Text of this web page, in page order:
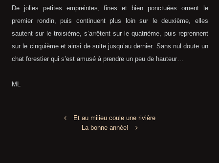
De jolies petites empreintes, fines et bien ponctuées ornent le
premier rondin, puis continuent plus loin sur le deuxième, elles
sautent sur le troisième, s’arrêtent sur le quatrième, puis reprennent
sur le cinquième et ainsi de suite jusqu’au dernier. Sans nul doute un
chat forestier qui s’est amusé à prendre un peu de hauteur…
ML
Et au milieu coule une rivière
La bonne année!